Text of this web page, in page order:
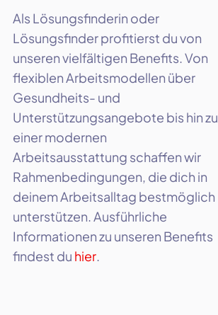
Als Lösungsfinderin oder
Lösungsfinder profitierst du von
unseren vielfältigen Benefits. Von
flexiblen Arbeitsmodellen über
Gesundheits- und
Unterstützungsangebote bis hin zu
einer modernen
Arbeitsausstattung schaffen wir
Rahmenbedingungen, die dich in
deinem Arbeitsalltag bestmöglich
unterstützen. Ausführliche
Informationen zu unseren Benefits
findest du hier.